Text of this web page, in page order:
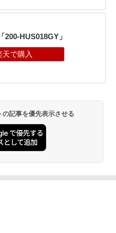
200-HUS018GY」
記事を優先表示させる